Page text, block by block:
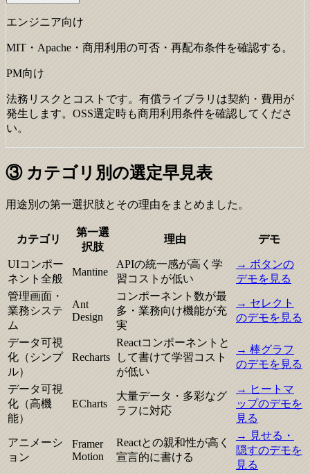
エンジニア向け
MIT・Apache・商用利用の可否・再配布条件を確認する。
PM向け
法務リスクとコストです。有償ライブラリは契約・費用が
発生します。OSS選定時も商用利用条件を確認してくださ
い。
③ カテゴリ別の選定早見表
用途別の第一選択肢とその理由をまとめました。
カテゴリ
第一選
択肢
理由 デモ
UIコンポー
ネント全般
Mantine
APIの統一感が高く学
習コストが低い
→ ボタンの
デモを見る
管理画面・
業務システ
ム
Ant
Design
コンポーネント数が最
多・業務向け機能が充
実
→ セレクト
のデモを見る
データ可視
化（シンプ
ル）
Recharts
Reactコンポーネントと
して書けて学習コスト
が低い
→ 棒グラフ
のデモを見る
データ可視
化（高機
能）
ECharts
大量データ・多彩なグ
ラフに対応
→ ヒートマ
ップのデモを
見る
アニメーシ
ョン
Framer
Motion
Reactとの親和性が高く
宣言的に書ける
→ 見せる・
隠すのデモを
見る